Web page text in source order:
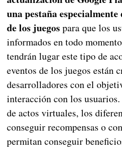
una pestaña especialmente
de los juegos para que los
informados en todo
tendrán lugar este tipo de
eventos de los juegos están
desarrolladores con el
interacción con los
de actos virtuales, los
conseguir recompensas o
permitan conseguir